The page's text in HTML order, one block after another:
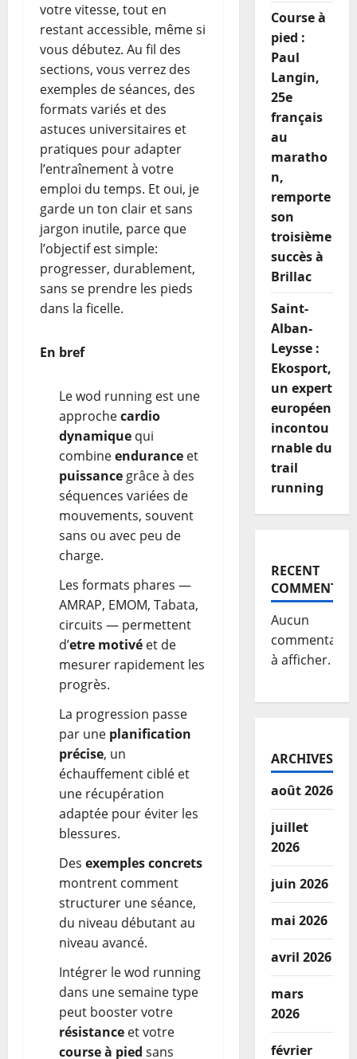
votre vitesse, tout en
restant accessible, même si
vous débutez. Au fil des
sections, vous verrez des
exemples de séances, des
formats variés et des
astuces universitaires et
pratiques pour adapter
l’entraînement à votre
emploi du temps. Et oui, je
garde un ton clair et sans
jargon inutile, parce que
l’objectif est simple:
progresser, durablement,
sans se prendre les pieds
dans la ficelle.
En bref
Le wod running est une
approchecardio
dynamique qui
combineendurance et
puissance grâce à des
séquences variées de
mouvements, souvent
sans ou avec peu de
charge.
Les formats phares —
AMRAP, EMOM, Tabata,
circuits — permettent
d’etre motivé et de
mesurer rapidement les
progrès.
La progression passe
par une planification
précise, un
échauffement ciblé et
une récupération
adaptée pour éviter les
blessures.
Des exemples concrets
montrent comment
structurer une séance,
du niveau débutant au
niveau avancé.
Intégrer le wod running
dans une semaine type
peut booster votre
résistance et votre
course à pied sans
Course à
pied :
Paul
Langin,
25e
français
au
maratho
n,
remporte
son
troisième
succès à
Brillac
Saint-
Alban-
Leysse :
Ekosport,
un expert
européen
incontou
rnable du
trail
running
RECENT
COMMENTS
Aucun
commentaire
à afficher.
ARCHIVES
août 2026
juillet
2026
juin 2026
mai 2026
avril 2026
mars
2026
février